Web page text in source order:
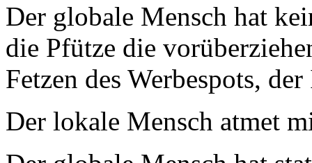
Der globale Mensch hat
die Pfütze die
Fetzen des Werbespots,
Der lokale Mensch atmet